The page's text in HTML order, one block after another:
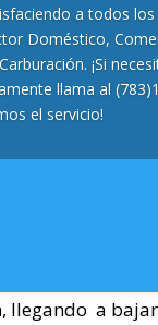
a todos los
Doméstico,
¡Si
llama al
el servicio!
llegando a